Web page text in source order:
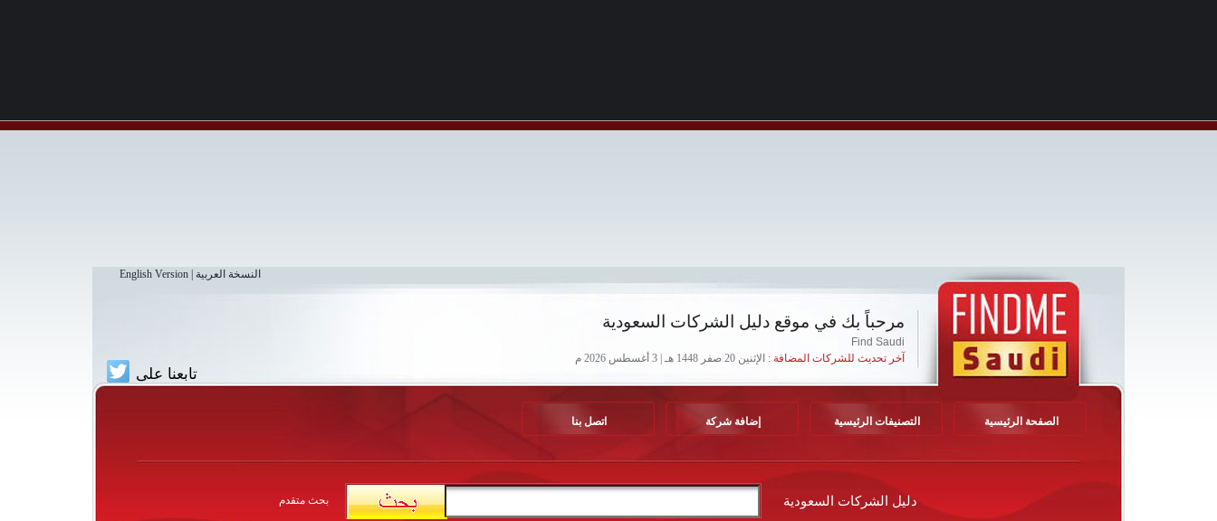
النسخة العربية English Version
مرحباً بك في موقع دليل الشركات السعودية
Find Saudi
آخر تحديث للشركات المضافة : الإثنين 20 صفر 1448 هـ | 3 أغسطس 2026 م
تابعنا على
الصفحة الرئيسية التصنيفات الرئيسية إضافة شركة اتصل بنا
دليل الشركات السعودية بحث متقدم